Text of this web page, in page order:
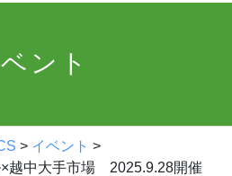
ント
> イベント >
越中大手市場 2025.9.28開催